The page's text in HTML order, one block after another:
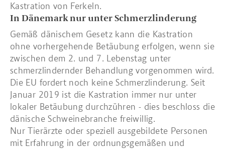
Kastration von Ferkeln.
In Dänemark nur unter Schmerzlinderung
Gemäß dänischem Gesetz kann die Kastration
ohne vorhergehende Betäubung erfolgen, wenn sie
zwischen dem 2. und 7. Lebenstag unter
schmerzlindernder Behandlung vorgenommen wird.
Die EU fordert noch keine Schmerzlinderung. Seit
Januar 2019 ist die Kastration immer nur unter
lokaler Betäubung durchzühren - dies beschloss die
dänische Schweinebranche freiwillig.
Nur Tierärzte oder speziell ausgebildete Personen
mit Erfahrung in der ordnungsgemäßen und